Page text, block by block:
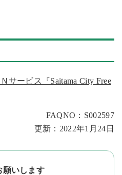
サービス『Saitama City Free
FAQNO：S002597
更新：2022年1月24日
願いします